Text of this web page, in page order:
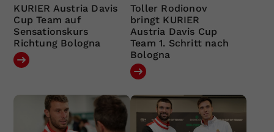
KURIER Austria Davis
Cup Team auf
Sensationskurs
Richtung Bologna
Toller Rodionov
bringt KURIER
Austria Davis Cup
Team 1. Schritt nach
Bologna